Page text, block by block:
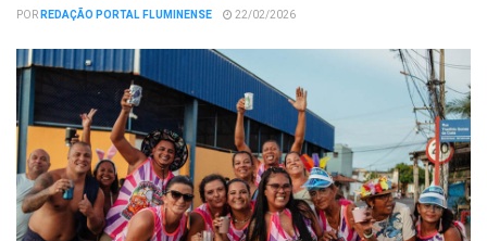
PORREDAÇÃO PORTAL FLUMINENSE 22/02/2026